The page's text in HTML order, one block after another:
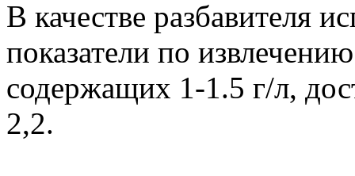
В качестве разбавителя
показатели по
содержащих 1-1.5 г/л,
2,2.